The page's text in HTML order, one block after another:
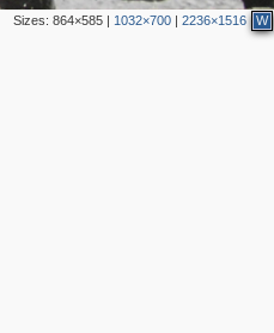
Sizes: 864×585| 1032×700| 2236×1516 W